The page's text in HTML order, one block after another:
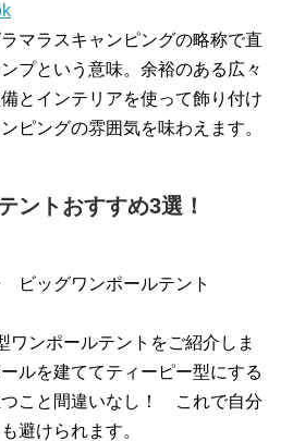
マラスキャンピングの略称で直
プという意味。余裕のある広々
とインテリアを使って飾り付け
ピングの雰囲気を味わえます。
ントおすすめ3選！
ワンポールテントをご紹介しま
ルを建ててティーピー型にする
こと間違いなし！ これで自分
避けられます。